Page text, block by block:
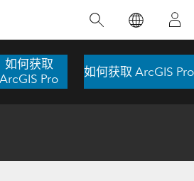
推荐书籍
如何获取
ArcGIS Pro
如何获取 ArcGIS Pro